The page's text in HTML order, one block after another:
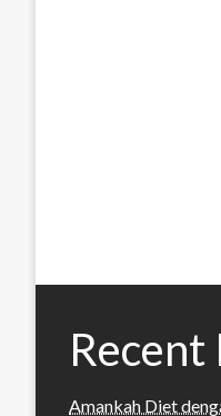
Recent
Amankah Diet